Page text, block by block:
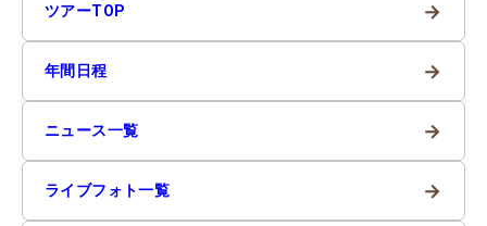
ツアーTOP →
年間日程 →
ニュース一覧 →
ライブフォト一覧 →